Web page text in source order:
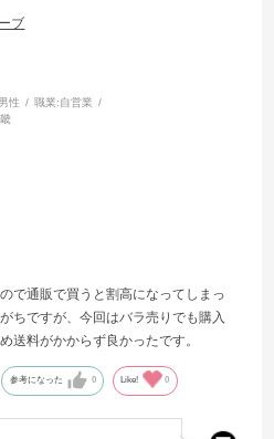
ブ
男性 職業:自営業
で通販で買うと割高になってしまっ
ちですが、今回はバラ売りでも購入
送料がかからず良かったです。
参考になった 0 Like! 0